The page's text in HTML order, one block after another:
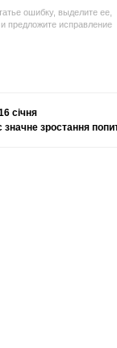
ошибку, выделите ее,
предложите исправление
січня
зростання